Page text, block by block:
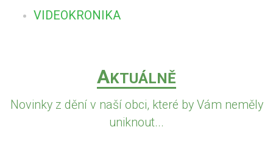
VIDEOKRONIKA
AKTUÁLNĚ
Novinky z dění v naší obci, které by Vám neměly
uniknout...